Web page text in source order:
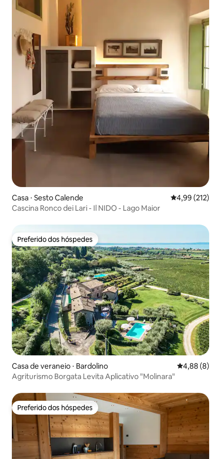
Casa ⋅ Sesto Calende 4,99 de uma
4,99 (212)
Cascina Ronco dei Lari - Il NIDO - Lago Maior
Preferido dos hóspedes
Preferido dos hóspedes
Casa de veraneio ⋅ Bardolino 4,88 de uma
4,88 (8)
Agriturismo Borgata Levita Aplicativo "Molinara"
Preferido dos hóspedes
Preferido dos hóspedes